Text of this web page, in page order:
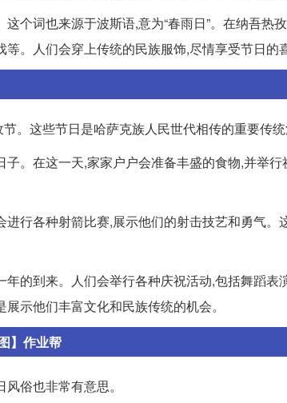
个词也来源于波斯语,意为“春雨日”。在纳吾热
。人们会穿上传统的民族服饰,尽情享受节日的
。这些节日是哈萨克族人民世代相传的重要传统
。在这一天,家家户户会准备丰盛的食物,并举
行各种射箭比赛,展示他们的射击技艺和勇气。
的到来。人们会举行各种庆祝活动,包括舞蹈表
示他们丰富文化和民族传统的机会。
】作业帮
俗也非常有意思。